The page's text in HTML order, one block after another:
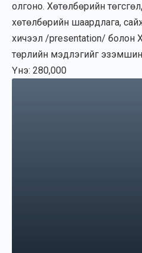
олгоно. Хөтөлбөрийн
хөтөлбөрийн шаардлага,
хичээл /presentation/ болон
төрлийн мэдлэгийг
Үнэ: 280,000